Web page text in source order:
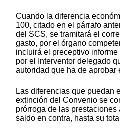
Cuando la diferencia
100, citado en el párrafo
del SCS, se tramitará el
gasto, por el órgano
incluirá el preceptivo
por el Interventor delegado
autoridad que ha de aprobar
Las diferencias que puedan
extinción del Convenio se
prórroga de las prestaciones
saldo en contra, hasta su